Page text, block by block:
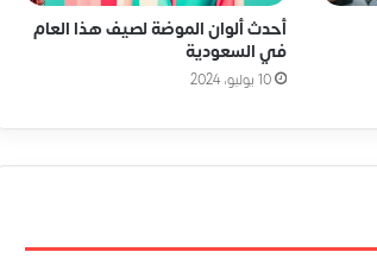
أحدث ألوان الموضة لصيف هذا العام
في السعودية
10 يوليو، 2024